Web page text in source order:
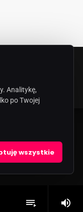
playlist_play volume_up
Analitykę,
po Twojej
wszystkie